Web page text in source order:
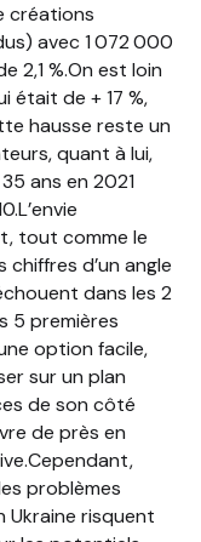
créations
avec 1 072 000
2,1 %.On est loin
était de + 17 %,
hausse reste un
quant à lui,
ans en 2021
tout comme le
chiffres d’un angle
dans les 2
5 premières
option facile,
sur un plan
de son côté
de près en
problèmes
Ukraine risquent